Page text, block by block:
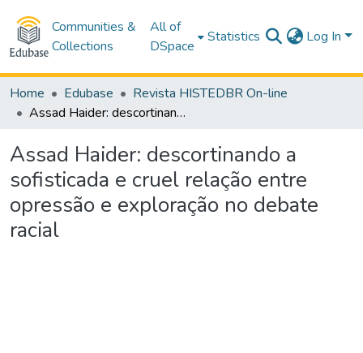
Communities &
Collections
All of
DSpace
Statistics Log In
Home Edubase
Revista HISTEDBR On-line
Assad Haider: descortinando a sofisticada e cruel relação entre opressão e exploração no debate racial
Assad Haider: descortinando a
sofisticada e cruel relação entre
opressão e exploração no debate
racial